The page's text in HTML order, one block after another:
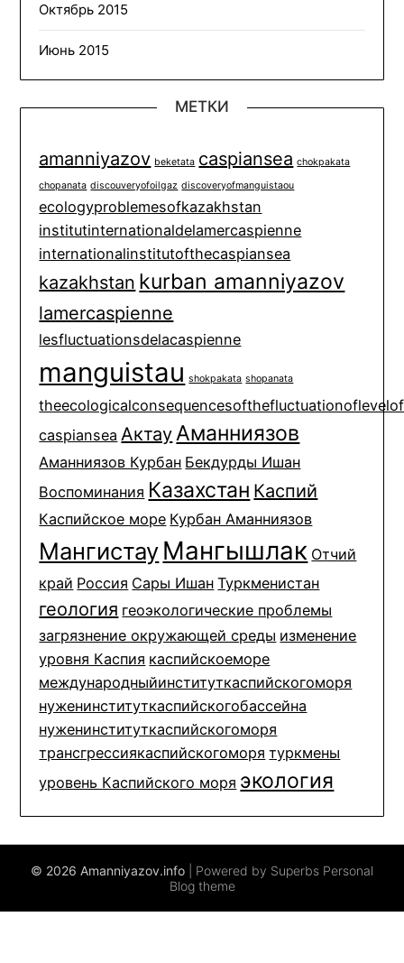
Октябрь 2015
Июнь 2015
МЕТКИ
amanniyazov beketata caspiansea chokpakata
chopanata discouveryofoilgaz discoveryofmanguistaou
ecologyproblemesofkazakhstan
institutinternationaldelamercaspienne
internationalinstitutofthecaspiansea
kazakhstan kurban amanniyazov
lamercaspienne
lesfluctuationsdelacaspienne
manguistau shokpakata shopanata
caspiansea АктауАманниязов
Аманниязов Курбан Бекдурды Ишан
Воспоминания Казахстан Каспий
Каспийское море Курбан Аманниязов
МангистауМангышлак Отчий
край Россия Сары Ишан Туркменистан
геология геоэкологические проблемы
загрязнение окружающей среды изменение
уровня Каспия каспийскоеморе
международныйинституткаспийскогоморя
нуженинституткаспийскогобассейна
нуженинституткаспийскогоморя
трансгрессиякаспийскогоморя туркмены
уровень Каспийского моря экология
© 2026 Amanniyazov.info | Powered by Superbs Personal
Blog theme